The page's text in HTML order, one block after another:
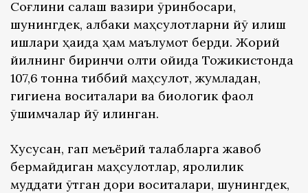
Соғлиқни сақлаш вазири ўринбосари,
шунингдек, қалбаки маҳсулотларни йўқ қилиш
ишлари ҳақида ҳам маълумот берди. Жорий
йилнинг биринчи олти ойида Тожикистонда
107,6 тонна тиббий маҳсулот, жумладан,
гигиена воситалари ва биологик фаол
қўшимчалар йўқ қилинган.
Хусусан, гап меъёрий талабларга жавоб
бермайдиган маҳсулотлар, яроқлилик
муддати ўтган дори воситалари, шунингдек,